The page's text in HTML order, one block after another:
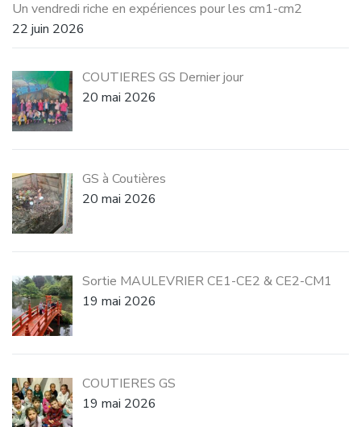
Un vendredi riche en expériences pour les cm1-cm2
22 juin 2026
COUTIERES GS Dernier jour
20 mai 2026
GS à Coutières
20 mai 2026
Sortie MAULEVRIER CE1-CE2 & CE2-CM1
19 mai 2026
COUTIERES GS
19 mai 2026